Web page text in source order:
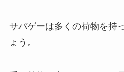
サバゲーは多くの荷物を持
ょう。